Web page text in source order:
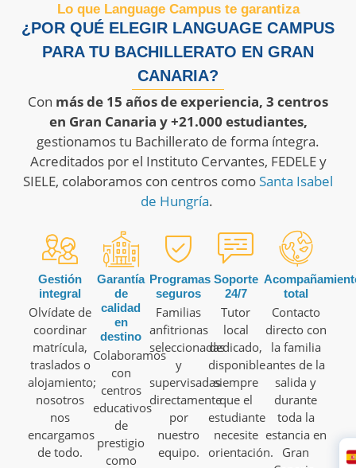
Lo que Language Campus te garantiza
¿POR QUÉ ELEGIR LANGUAGE CAMPUS
PARA TU BACHILLERATO EN GRAN
CANARIA?
Con más de 15 años de experiencia, 3 centros
en Gran Canaria y +21.000 estudiantes,
gestionamos tu Bachillerato de forma íntegra.
Acreditados por el Instituto Cervantes, FEDELE y
SIELE, colaboramos con centros comoSanta Isabel
de Hungría.
Gestión
integral
Olvídate de
coordinar
matrícula,
traslados o
alojamiento;
nosotros
nos
encargamos
de todo.
Garantía
de
calidad
en
destino
Colaboramos
con
centros
educativos
de
prestigio
como
Programas
seguros
Familias
anfitrionas
seleccionadas
y
supervisadas
directamente
por
nuestro
equipo.
Soporte
24/7
Tutor
local
dedicado,
disponible
siempre
que el
estudiante
necesite
orientación.
total
Contacto
directo con
la familia
antes de la
salida y
durante
toda la
estancia en
Gran